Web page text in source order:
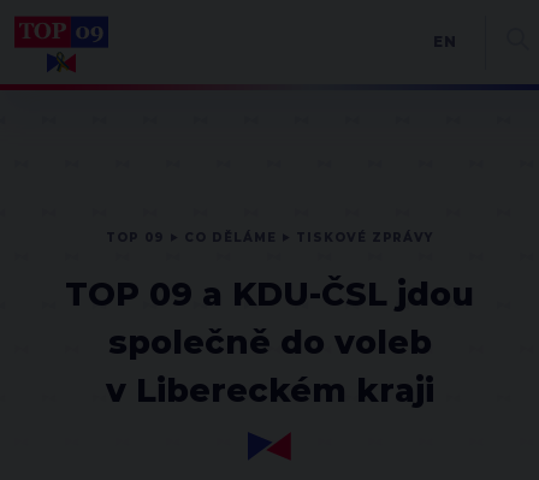
TOP 09 a KDU-ČSL jdou
společně do voleb
v Libereckém kraji